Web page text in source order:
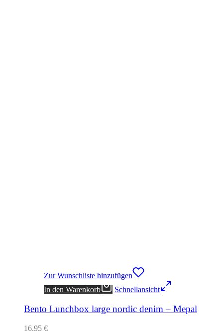
Zur Wunschliste hinzufügen
In den Warenkorb
Schnellansicht
Bento Lunchbox large nordic denim – Mepal
16,95 €